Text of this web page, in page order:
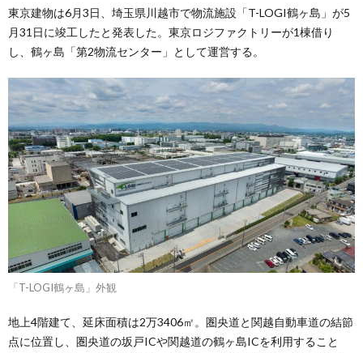
東京建物は6月3日、埼玉県川越市で物流施設「T-LOGI鶴ヶ島」が5
月31日に竣工したと発表した。東京ロジファクトリーが1棟借り
し、鶴ヶ島「第2物流センター」として運営する。
「T-LOGI鶴ヶ島」外観
地上4階建て、延床面積は2万3406㎡。圏央道と関越自動車道の結節
点に位置し、圏央道の坂戸ICや関越道の鶴ヶ島ICを利用すること